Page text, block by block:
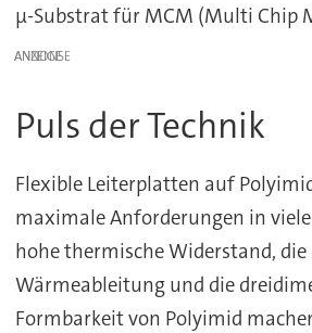
μ-Substrat für MCM (Multi Chip
ANZEIGE
Puls der Technik
Flexible Leiterplatten auf
maximale Anforderungen in
hohe thermische Widerstand, die
Wärmeableitung und die
Formbarkeit von Polyimid